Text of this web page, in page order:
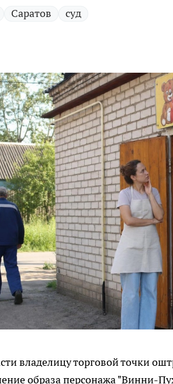
Саратов суд
владелицу торговой точки
образа персонажа "Винни-